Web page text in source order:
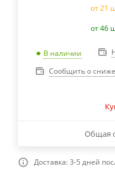
от 21
от 46
В наличии
Сообщить о
Общая
Доставка: 3-5 дней